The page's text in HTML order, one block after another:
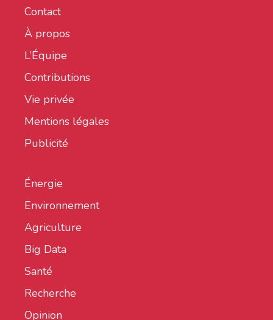
Contact
À propos
L’Équipe
Contributions
Vie privée
Mentions légales
Publicité
Énergie
Environnement
Agriculture
Big Data
Santé
Recherche
Opinion